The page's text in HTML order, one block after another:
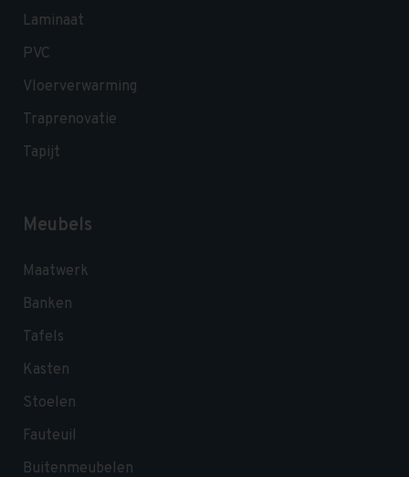
Laminaat
PVC
Vloerverwarming
Traprenovatie
Tapijt
Meubels
Maatwerk
Banken
Tafels
Kasten
Stoelen
Fauteuil
Buitenmeubelen